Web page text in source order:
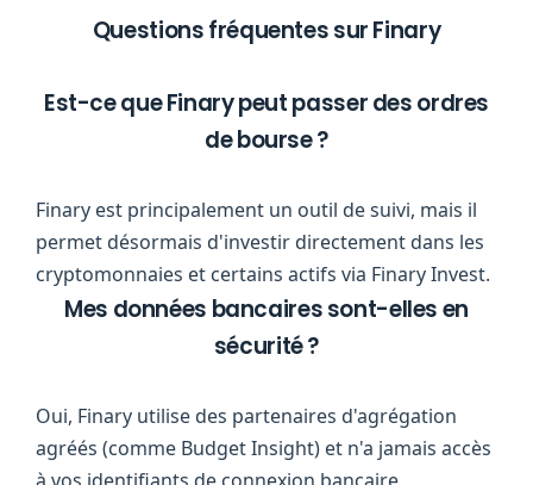
Questions fréquentes sur Finary
Est-ce que Finary peut passer des ordres
de bourse ?
Finary est principalement un outil de suivi, mais il
permet désormais d'investir directement dans les
cryptomonnaies et certains actifs via Finary Invest.
Mes données bancaires sont-elles en
sécurité ?
Oui, Finary utilise des partenaires d'agrégation
agréés (comme Budget Insight) et n'a jamais accès